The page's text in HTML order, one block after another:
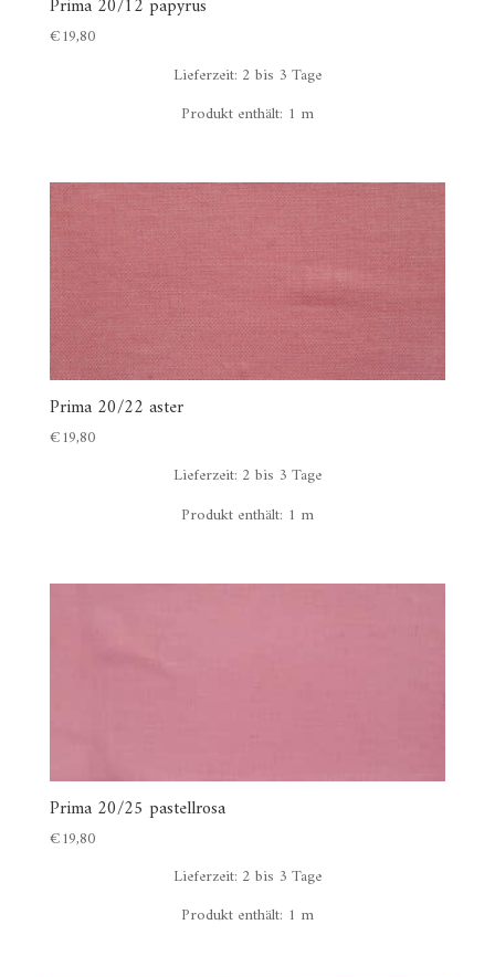
Prima 20/12 papyrus
€19,80
Lieferzeit: 2 bis 3 Tage
Produkt enthält: 1 m
Prima 20/22 aster
€19,80
Lieferzeit: 2 bis 3 Tage
Produkt enthält: 1 m
Prima 20/25 pastellrosa
€19,80
Lieferzeit: 2 bis 3 Tage
Produkt enthält: 1 m